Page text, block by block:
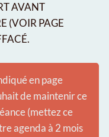
AVANT
(VOIR PAGE
en page
de maintenir ce
(mettez ce
agenda à 2 mois